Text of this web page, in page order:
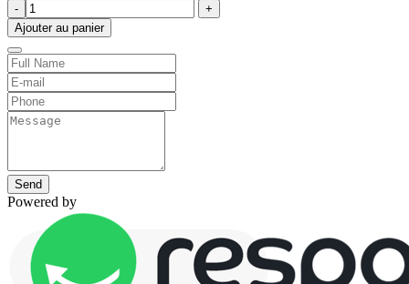
-
+
Ajouter au panier
Send
Powered by